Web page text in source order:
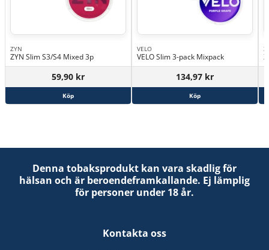
ZYN
ZYN Slim S3/S4 Mixed 3p
59,90 kr
Köp
VELO
VELO Slim 3-pack Mixpack
134,97 kr
Köp
Denna tobaksprodukt kan vara skadlig för
hälsan och är beroendeframkallande. Ej lämplig
för personer under 18 år.
Kontakta oss